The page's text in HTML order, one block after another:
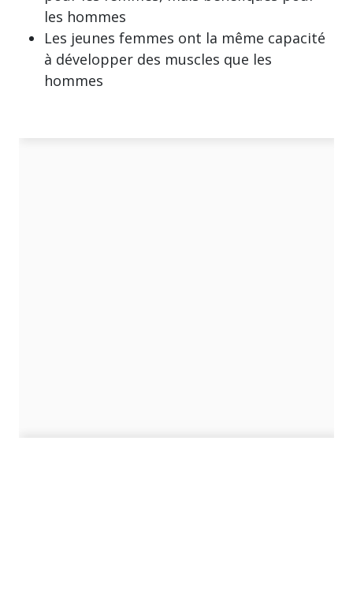
les hommes
Les jeunes femmes ont la même capacité
à développer des muscles que les
hommes